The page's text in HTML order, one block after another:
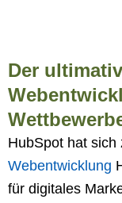
Der
HubSpot hat sich
Webentwicklung
für digitales